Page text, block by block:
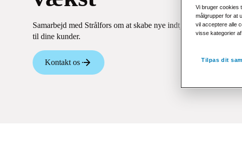
Samarbejd med Strålfors om at skabe nye
til dine kunder.
Kontakt os
Vi bruger cookies
målgrupper for at
vil acceptere alle
visse kategorier
Tilpas dit